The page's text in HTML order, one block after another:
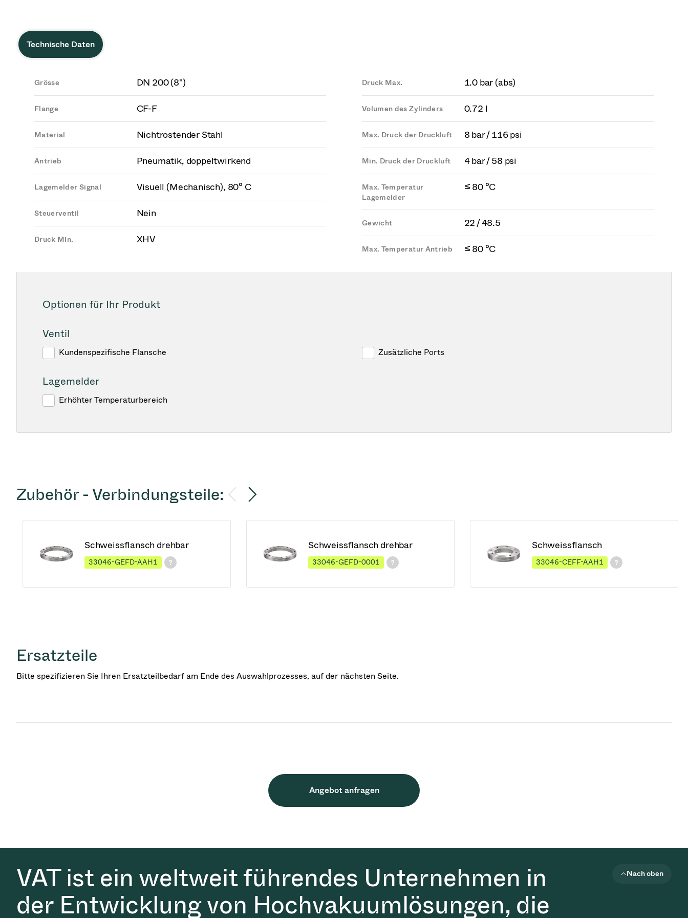
Technische Daten
Grösse DN 200 (8")
Flange CF-F
Material Nichtrostender Stahl
Antrieb Pneumatik, doppeltwirkend
Lagemelder Signal Visuell (Mechanisch), 80° C
Steuerventil Nein
Druck Min. XHV
Druck Max. 1.0 bar (abs)
Volumen des Zylinders 0.72 l
Max. Druck der Druckluft 8 bar / 116 psi
Min. Druck der Druckluft 4 bar / 58 psi
Max. Temperatur
Lagemelder
≤ 80 °C
Gewicht 22 / 48.5
Max. Temperatur Antrieb ≤ 80 °C
Optionen für Ihr Produkt
Ventil
Kundenspezifische Flansche Zusätzliche Ports
Lagemelder
Erhöhter Temperaturbereich
Zubehör - Verbindungsteile:
Schweissflansch drehbar
33046-GEFD-AAH1
Schweissflansch drehbar
33046-GEFD-0001
Schweissflansch
33046-CEFF-AAH1
Ersatzteile
Bitte spezifizieren Sie Ihren Ersatzteilbedarf am Ende des Auswahlprozesses, auf der nächsten Seite.
Angebot anfragen
VAT ist ein weltweit führendes Unternehmen in
der Entwicklung von Hochvakuumlösungen, die
Nach oben